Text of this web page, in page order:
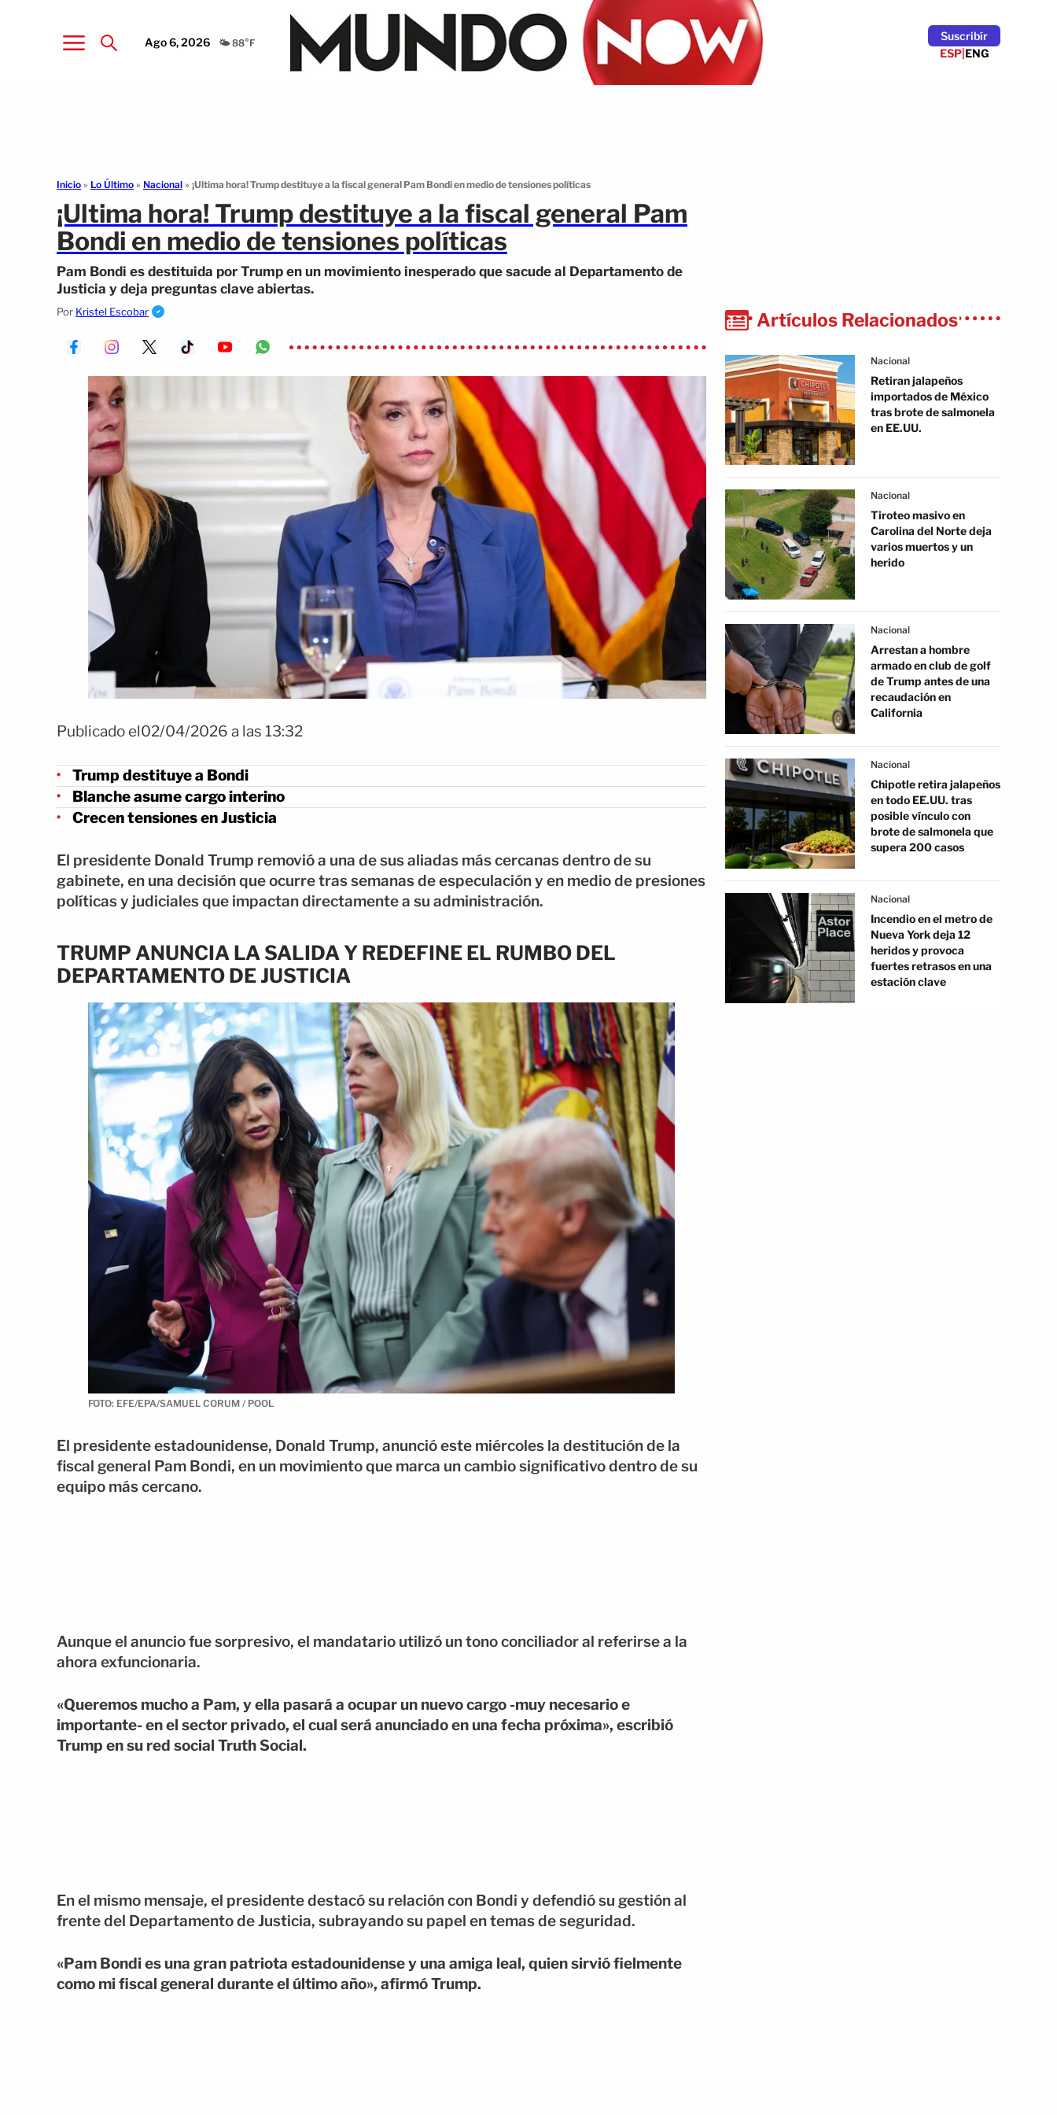
Ago 6, 2026 🌤️ 88°F
Suscribír
ESP|ENG
Inicio » Lo Último » Nacional » ¡Ultima hora! Trump destituye a la fiscal general Pam Bondi en medio de tensiones políticas
¡Ultima hora! Trump destituye a la fiscal general Pam
Bondi en medio de tensiones políticas
Pam Bondi es destituida por Trump en un movimiento inesperado que sacude al Departamento de
Justicia y deja preguntas clave abiertas.
Por Kristel Escobar
Publicado el02/04/2026 a las 13:32
Trump destituye a Bondi
Blanche asume cargo interino
Crecen tensiones en Justicia
El presidente Donald Trump removió a una de sus aliadas más cercanas dentro de su
gabinete, en una decisión que ocurre tras semanas de especulación y en medio de presiones
políticas y judiciales que impactan directamente a su administración.
TRUMP ANUNCIA LA SALIDA Y REDEFINE EL RUMBO DEL
DEPARTAMENTO DE JUSTICIA
FOTO: EFE/EPA/SAMUEL CORUM / POOL
El presidente estadounidense, Donald Trump, anunció este miércoles la destitución de la
fiscal general Pam Bondi, en un movimiento que marca un cambio significativo dentro de su
equipo más cercano.
Aunque el anuncio fue sorpresivo, el mandatario utilizó un tono conciliador al referirse a la
ahora exfuncionaria.
«Queremos mucho a Pam, y ella pasará a ocupar un nuevo cargo -muy necesario e
importante- en el sector privado, el cual será anunciado en una fecha próxima», escribió
Trump en su red social Truth Social.
En el mismo mensaje, el presidente destacó su relación con Bondi y defendió su gestión al
frente del Departamento de Justicia, subrayando su papel en temas de seguridad.
«Pam Bondi es una gran patriota estadounidense y una amiga leal, quien sirvió fielmente
como mi fiscal general durante el último año», afirmó Trump.
Artículos Relacionados
Nacional
Retiran jalapeños
importados de México
tras brote de salmonela
en EE.UU.
Nacional
Tiroteo masivo en
Carolina del Norte deja
varios muertos y un
herido
Nacional
Arrestan a hombre
armado en club de golf
de Trump antes de una
recaudación en
California
Nacional
Chipotle retira jalapeños
en todo EE.UU. tras
posible vínculo con
brote de salmonela que
supera 200 casos
Nacional
Incendio en el metro de
Nueva York deja 12
heridos y provoca
fuertes retrasos en una
estación clave